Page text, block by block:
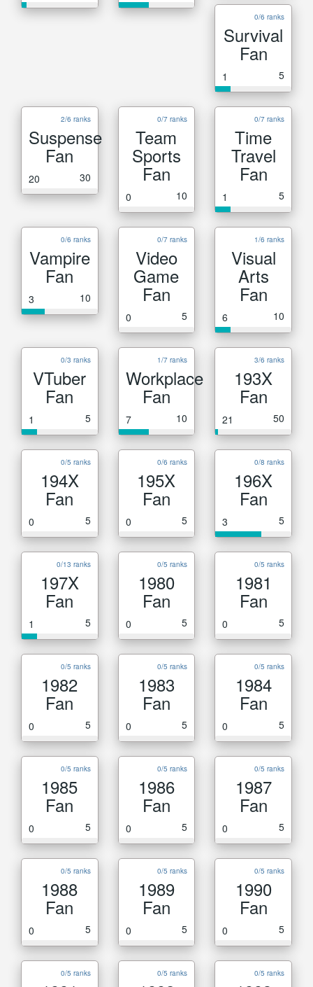
0/6 ranks
Survival
Fan
1 5
2/6 ranks
Suspense
Fan
20 30
0/7 ranks
Team
Sports
Fan
0 10
0/7 ranks
Time
Travel
Fan
1 5
0/6 ranks
Vampire
Fan
3 10
0/7 ranks
Video
Game
Fan
0 5
1/6 ranks
Visual
Arts
Fan
6 10
0/3 ranks
VTuber
Fan
1 5
1/7 ranks
Workplace
Fan
7 10
3/6 ranks
193X
Fan
21 50
0/5 ranks
194X
Fan
0 5
0/6 ranks
195X
Fan
0 5
0/8 ranks
196X
Fan
3 5
0/13 ranks
197X
Fan
1 5
0/5 ranks
1980
Fan
0 5
0/5 ranks
1981
Fan
0 5
0/5 ranks
1982
Fan
0 5
0/5 ranks
1983
Fan
0 5
0/5 ranks
1984
Fan
0 5
0/5 ranks
1985
Fan
0 5
0/5 ranks
1986
Fan
0 5
0/5 ranks
1987
Fan
0 5
0/5 ranks
1988
Fan
0 5
0/5 ranks
1989
Fan
0 5
0/5 ranks
1990
Fan
0 5
0/5 ranks 0/5 ranks 0/5 ranks